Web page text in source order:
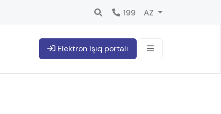
199 AZ
Elektron işıq portalı